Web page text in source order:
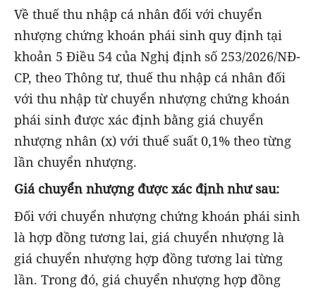
Về thuế thu nhập cá nhân đối với chuyển
nhượng chứng khoán phái sinh quy định tại
khoản 5 Điều 54 của Nghị định số 253/2026/NĐ-
CP, theo Thông tư, thuế thu nhập cá nhân đối
với thu nhập từ chuyển nhượng chứng khoán
phái sinh được xác định bằng giá chuyển
nhượng nhân (x) với thuế suất 0,1% theo từng
lần chuyển nhượng.
Giá chuyển nhượng được xác định như sau:
Đối với chuyển nhượng chứng khoán phái sinh
là hợp đồng tương lai, giá chuyển nhượng là
giá chuyển nhượng hợp đồng tương lai từng
lần. Trong đó, giá chuyển nhượng hợp đồng